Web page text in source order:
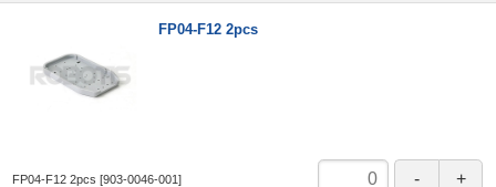
FP04-F12 2pcs
FP04-F12 2pcs [903-0046-001]